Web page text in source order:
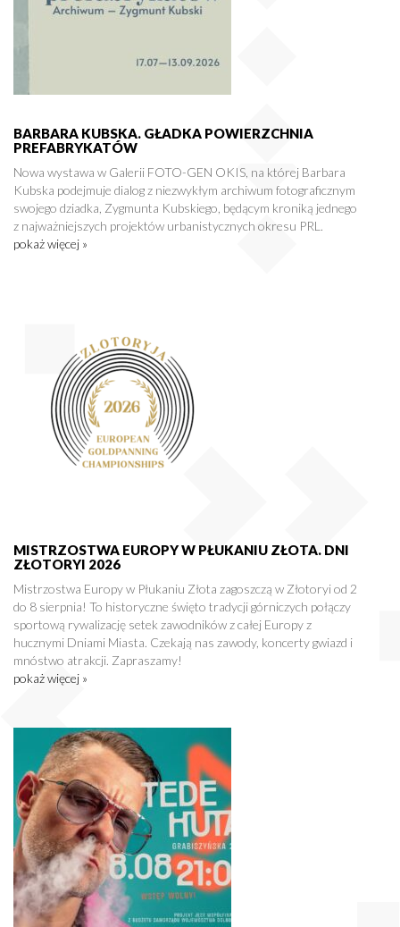
BARBARA KUBSKA. GŁADKA POWIERZCHNIA
PREFABRYKATÓW
Nowa wystawa w Galerii FOTO-GEN OKIS, na której Barbara
Kubska podejmuje dialog z niezwykłym archiwum fotograficznym
swojego dziadka, Zygmunta Kubskiego, będącym kroniką jednego
z najważniejszych projektów urbanistycznych okresu PRL.
pokaż więcej »
MISTRZOSTWA EUROPY W PŁUKANIU ZŁOTA. DNI
ZŁOTORYI 2026
Mistrzostwa Europy w Płukaniu Złota zagoszczą w Złotoryi od 2
do 8 sierpnia! To historyczne święto tradycji górniczych połączy
sportową rywalizację setek zawodników z całej Europy z
hucznymi Dniami Miasta. Czekają nas zawody, koncerty gwiazd i
mnóstwo atrakcji. Zapraszamy!
pokaż więcej »